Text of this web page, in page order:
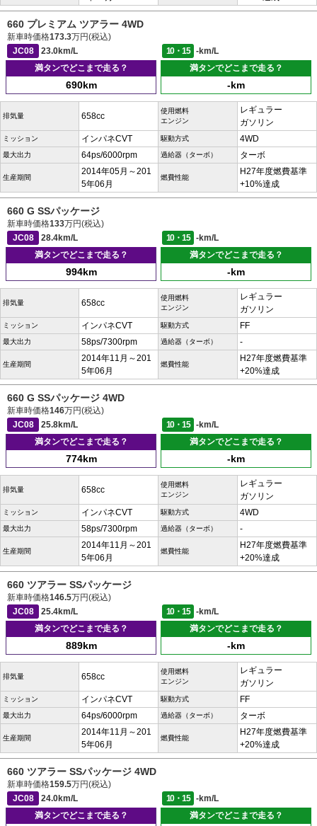
660 プレミアム ツアラー 4WD
新車時価格173.3万円(税込)
JC08
23.0km/L 10・15
-km/L
満タンでどこまで走る？
690km
満タンでどこまで走る？
-km
排気量 658cc
使用燃料
エンジン
レギュラー
ガソリン
ミッション インパネCVT 駆動方式 4WD
最大出力 64ps/6000rpm 過給器（ターボ） ターボ
生産期間
2014年05月～201
5年06月
燃費性能
H27年度燃費基準
+10%達成
660 G SSパッケージ
新車時価格133万円(税込)
JC08
28.4km/L 10・15
-km/L
満タンでどこまで走る？
994km
満タンでどこまで走る？
-km
排気量 658cc
使用燃料
エンジン
レギュラー
ガソリン
ミッション インパネCVT 駆動方式 FF
最大出力 58ps/7300rpm 過給器（ターボ） -
生産期間
2014年11月～201
5年06月
燃費性能
H27年度燃費基準
+20%達成
660 G SSパッケージ 4WD
新車時価格146万円(税込)
JC08
25.8km/L 10・15
-km/L
満タンでどこまで走る？
774km
満タンでどこまで走る？
-km
排気量 658cc
使用燃料
エンジン
レギュラー
ガソリン
ミッション インパネCVT 駆動方式 4WD
最大出力 58ps/7300rpm 過給器（ターボ） -
生産期間
2014年11月～201
5年06月
燃費性能
H27年度燃費基準
+20%達成
660 ツアラー SSパッケージ
新車時価格146.5万円(税込)
JC08
25.4km/L 10・15
-km/L
満タンでどこまで走る？
889km
満タンでどこまで走る？
-km
排気量 658cc
使用燃料
エンジン
レギュラー
ガソリン
ミッション インパネCVT 駆動方式 FF
最大出力 64ps/6000rpm 過給器（ターボ） ターボ
生産期間
2014年11月～201
5年06月
燃費性能
H27年度燃費基準
+20%達成
660 ツアラー SSパッケージ 4WD
新車時価格159.5万円(税込)
JC08
24.0km/L 10・15
-km/L
満タンでどこまで走る？
満タンでどこまで走る？